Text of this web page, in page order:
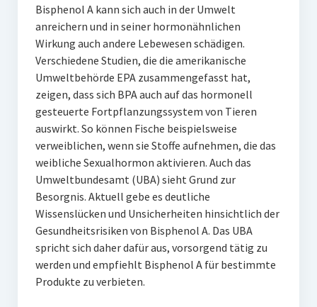
Bisphenol A kann sich auch in der Umwelt
anreichern und in seiner hormonähnlichen
Wirkung auch andere Lebewesen schädigen.
Verschiedene Studien, die die amerikanische
Umweltbehörde EPA zusammengefasst hat,
zeigen, dass sich BPA auch auf das hormonell
gesteuerte Fortpflanzungssystem von Tieren
auswirkt. So können Fische beispielsweise
verweiblichen, wenn sie Stoffe aufnehmen, die das
weibliche Sexualhormon aktivieren. Auch das
Umweltbundesamt (UBA) sieht Grund zur
Besorgnis. Aktuell gebe es deutliche
Wissenslücken und Unsicherheiten hinsichtlich der
Gesundheitsrisiken von Bisphenol A. Das UBA
spricht sich daher dafür aus, vorsorgend tätig zu
werden und empfiehlt Bisphenol A für bestimmte
Produkte zu verbieten.